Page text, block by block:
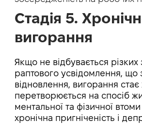
Стадія 5.
вигорання
Якщо не відбувається різких
раптового усвідомлення, що
відновлення, вигорання стає
перетворюється на спосіб
ментальної та фізичної
хронічна пригніченість і